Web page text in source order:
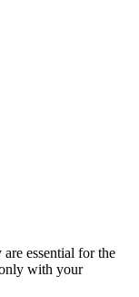
essential for the
with your